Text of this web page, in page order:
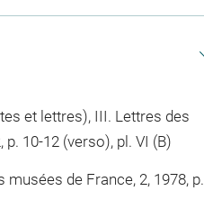
et lettres), III. Lettres des
10-12 (verso), pl. VI (B)
de France, 2, 1978, p.